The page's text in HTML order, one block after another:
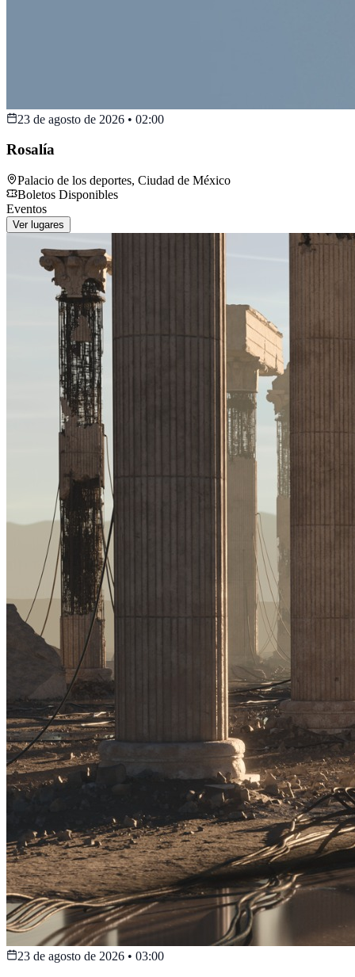
23 de agosto de 2026 • 02:00
Rosalía
Palacio de los deportes, Ciudad de México
Boletos Disponibles
Eventos
Ver lugares
23 de agosto de 2026 • 03:00